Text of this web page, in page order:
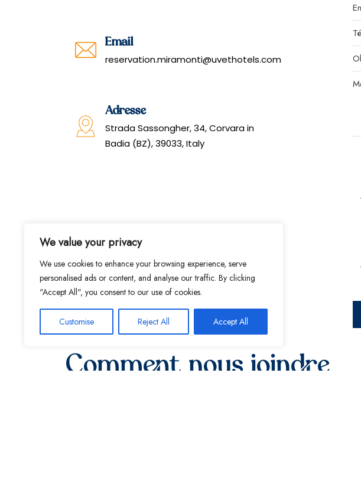
We value your privacy
We use cookies to enhance your browsing experience, serve
personalised ads or content, and analyse our traffic. By clicking
"Accept All", you consent to our use of cookies.
Customise Reject All Accept All
Email
reservation.miramonti@uvethotels.com
Adresse
Strada Sassongher, 34, Corvara in
Badia (BZ), 39033, Italy
Comment nous joindre